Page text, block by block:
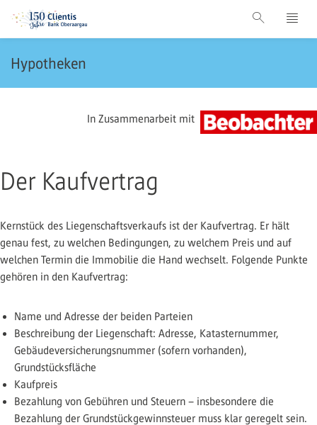
Hypotheken
In Zusammenarbeit mit
Der Kaufvertrag
Kernstück des Liegenschaftsverkaufs ist der Kaufvertrag. Er hält
genau fest, zu welchen Bedingungen, zu welchem Preis und auf
welchen Termin die Immobilie die Hand wechselt. Folgende Punkte
gehören in den Kaufvertrag:
Name und Adresse der beiden Parteien
Beschreibung der Liegenschaft: Adresse, Katasternummer,
Gebäudeversicherungsnummer (sofern vorhanden),
Grundstücksfläche
Kaufpreis
Bezahlung von Gebühren und Steuern – insbesondere die
Bezahlung der Grundstückgewinnsteuer muss klar geregelt sein.